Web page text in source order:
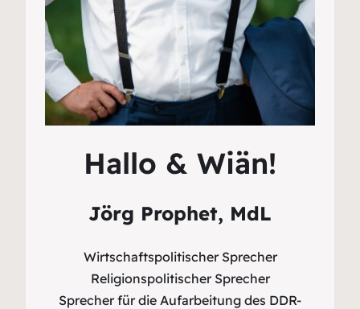
Hallo & Wiän!
Jörg Prophet, MdL
Wirtschaftspolitischer Sprecher
Religionspolitischer Sprecher
Sprecher für die Aufarbeitung des DDR-